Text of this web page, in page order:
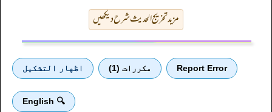
مزید تخریج الحدیث شرح دیکھیں
Report Error مكررات (1) اظهار التشكيل
🔍 English